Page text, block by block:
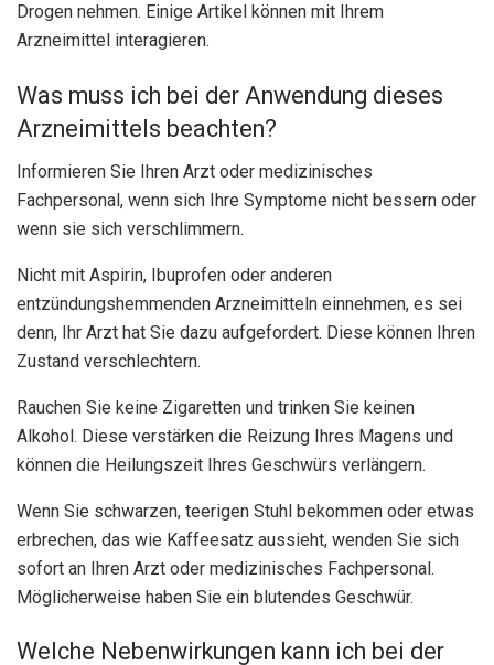
Drogen nehmen. Einige Artikel können mit Ihrem
Arzneimittel interagieren.
Was muss ich bei der Anwendung dieses
Arzneimittels beachten?
Informieren Sie Ihren Arzt oder medizinisches
Fachpersonal, wenn sich Ihre Symptome nicht bessern oder
wenn sie sich verschlimmern.
Nicht mit Aspirin, Ibuprofen oder anderen
entzündungshemmenden Arzneimitteln einnehmen, es sei
denn, Ihr Arzt hat Sie dazu aufgefordert. Diese können Ihren
Zustand verschlechtern.
Rauchen Sie keine Zigaretten und trinken Sie keinen
Alkohol. Diese verstärken die Reizung Ihres Magens und
können die Heilungszeit Ihres Geschwürs verlängern.
Wenn Sie schwarzen, teerigen Stuhl bekommen oder etwas
erbrechen, das wie Kaffeesatz aussieht, wenden Sie sich
sofort an Ihren Arzt oder medizinisches Fachpersonal.
Möglicherweise haben Sie ein blutendes Geschwür.
Welche Nebenwirkungen kann ich bei der